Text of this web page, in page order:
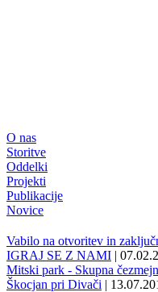
O nas
Storitve
Oddelki
Projekti
Publikacije
Novice
Vabilo na otvoritev in
IGRAJ SE Z NAMI |
Mitski park - Skupna
Škocjan pri Divači |